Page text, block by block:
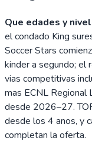
Que edades y
el condado King
Soccer Stars
kinder a segundo; el
vias competitivas
mas ECNL
desde 2026–27.
desde los 4 anos, y
completan la oferta.